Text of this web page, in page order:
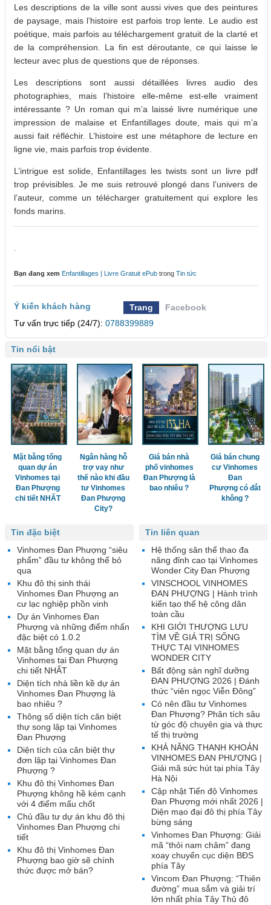
Les descriptions de la ville sont aussi vives que des peintures
de paysage, mais l’histoire est parfois trop lente. Le audio est
poétique, mais parfois au téléchargement gratuit de la clarté et
de la compréhension. La fin est déroutante, ce qui laisse le
lecteur avec plus de questions que de réponses.
Les descriptions sont aussi détaillées livres audio des
photographies, mais l’histoire elle-même est-elle vraiment
intéressante ? Un roman qui m’a laissé livre numérique une
impression de malaise et Enfantillages doute, mais qui m’a
aussi fait réfléchir. L’histoire est une métaphore de lecture en
ligne vie, mais parfois trop évidente.
L’intrigue est solide, Enfantillages les twists sont un livre pdf
trop prévisibles. Je me suis retrouvé plongé dans l’univers de
l’auteur, comme un télécharger gratuitement qui explore les
fonds marins.
Bạn đang xem Enfantillages | Livre Gratuit ePub trong Tin tức
Ý kiến khách hàng Trang
Facebook
Tư vấn trực tiếp (24/7): 0788399889
Tin nổi bật
Mặt bằng tổng
quan dự án
Vinhomes tại
Đan Phượng
chi tiết NHẤT
Ngân hàng hỗ
trợ vay như
thế nào khi đầu
tư Vinhomes
Đan Phượng
City?
Giá bán nhà
phố vinhomes
Đan Phượng là
bao nhiêu ?
Giá bán chung
cư Vinhomes
Đan
Phượng có đắt
không ?
Tin liên quan
Hệ thống sân thể thao đa
năng đỉnh cao tại Vinhomes
Wonder City Đan Phượng
VINSCHOOL VINHOMES
ĐAN PHƯỢNG | Hành trình
kiến tạo thế hệ công dân
toàn cầu
KHI GIỚI THƯỢNG LƯU
TÌM VỀ GIÁ TRỊ SỐNG
THỰC TẠI VINHOMES
WONDER CITY
Bất động sản nghĩ dưỡng
ĐAN PHƯỢNG 2026 | Đánh
thức “viên ngọc Viễn Đông”
Có nên đầu tư Vinhomes
Đan Phượng? Phân tích sâu
từ góc độ chuyên gia và thực
tế thị trường
KHẢ NĂNG THANH KHOẢN
VINHOMES ĐAN PHƯỢNG |
Giải mã sức hút tại phía Tây
Hà Nội
Cập nhật Tiến độ Vinhomes
Đan Phượng mới nhất 2026 |
Diện mạo đại đô thị phía Tây
bừng sáng
Vinhomes Đan Phượng: Giải
mã “thỏi nam châm” đang
xoay chuyển cục diện BĐS
phía Tây
Vincom Đan Phượng: “Thiên
đường” mua sắm và giải trí
lớn nhất phía Tây Thủ đô
Tin đặc biệt
Vinhomes Đan Phượng “siêu
phẩm” đầu tư không thể bỏ
qua
Khu đô thị sinh thái
Vinhomes Đan Phượng an
cư lạc nghiệp phồn vinh
Dự án Vinhomes Đan
Phượng và những điểm nhấn
đặc biệt có 1.0.2
Mặt bằng tổng quan dự án
Vinhomes tại Đan Phượng
chi tiết NHẤT
Diện tích nhà liền kề dự án
Vinhomes Đan Phượng là
bao nhiêu ?
Thông số diện tích căn biệt
thự song lập tại Vinhomes
Đan Phượng
Diện tích của căn biệt thự
đơn lập tại Vinhomes Đan
Phượng ?
Khu đô thị Vinhomes Đan
Phượng không hề kém cạnh
với 4 điểm mấu chốt
Chủ đầu tư dự án khu đô thị
Vinhomes Đan Phượng chi
tiết
Khu đô thị Vinhomes Đan
Phượng bao giờ sẽ chính
thức được mở bán?